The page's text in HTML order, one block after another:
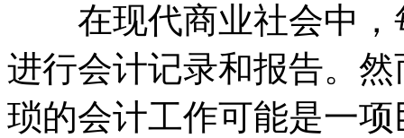
在现代商业社会中，
进行会计记录和报告。
琐的会计工作可能是一